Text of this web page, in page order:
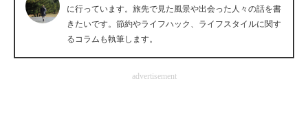
に行っています。旅先で見た風景や出会った人々の話を書
きたいです。節約やライフハック、ライフスタイルに関す
るコラムも執筆します。
advertisement